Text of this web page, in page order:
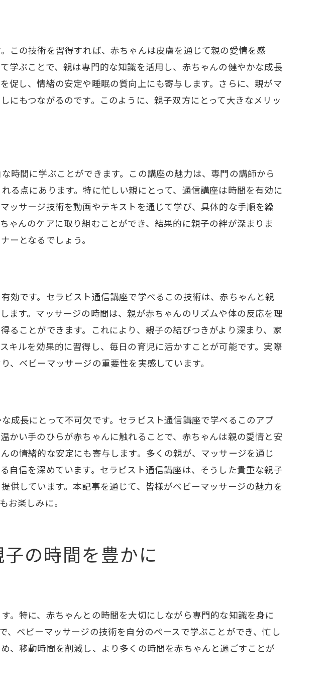
ビーマッサージ
ジの実践スキル
講座でスキルアップ
信講座
ージ
力
信講座活用術
る方法
ピスト通信講座のすすめ
ージの時間
ジの魅力
ケーション法
ジの楽しみ
ジ体験
ト通信講座の活用法
理法
んの健康
健康促進
新しいアプローチ
と親としての自信
マッサージ知識
識
育児に取り組む
この技術を習得すれば、赤ちゃんは皮膚を通じて親の愛情を感
学ぶことで、親は専門的な知識を活用し、赤ちゃんの健やかな成長
促し、情緒の安定や睡眠の質向上にも寄与します。さらに、親がマ
もつながるのです。このように、親子双方にとって大きなメリッ
時間に学ぶことができます。この講座の魅力は、専門の講師から
る点にあります。特に忙しい親にとって、通信講座は時間を有効に
ッサージ技術を動画やテキストを通じて学び、具体的な手順を繰
ゃんのケアに取り組むことができ、結果的に親子の絆が深まりま
ーとなるでしょう。
効です。セラピスト通信講座で学べるこの技術は、赤ちゃんと親
ます。マッサージの時間は、親が赤ちゃんのリズムや体の反応を理
ることができます。これにより、親子の結びつきがより深まり、家
キルを効果的に習得し、毎日の育児に活かすことが可能です。実際
ベビーマッサージの重要性を実感しています。
成長にとって不可欠です。セラピスト通信講座で学べるこのアプ
かい手のひらが赤ちゃんに触れることで、赤ちゃんは親の愛情と安
の情緒的な安定にも寄与します。多くの親が、マッサージを通じ
自信を深めています。セラピスト通信講座は、そうした貴重な親子
供しています。本記事を通じて、皆様がベビーマッサージの魅力を
お楽しみに。
の時間を豊かに
。特に、赤ちゃんとの時間を大切にしながら専門的な知識を身に
ベビーマッサージの技術を自分のペースで学ぶことができ、忙し
、移動時間を削減し、より多くの時間を赤ちゃんと過ごすことが